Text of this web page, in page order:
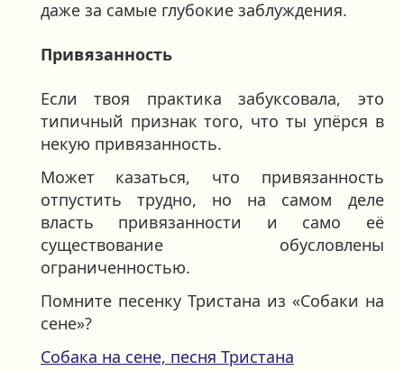
даже за самые глубокие заблуждения.
Привязанность
Если твоя практика забуксовала, это
типичный признак того, что ты упёрся в
некую привязанность.
Может казаться, что привязанность
отпустить трудно, но на самом деле
власть привязанности и само её
существование обусловлены
ограниченностью.
Помните песенку Тристана из «Собаки на
сене»?
Собака на сене, песня Тристана